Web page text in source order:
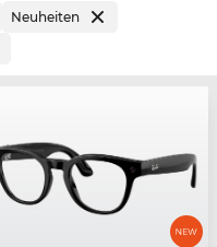
Neuheiten